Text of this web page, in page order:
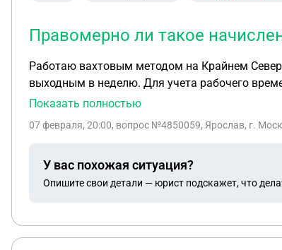
Правомерно ли такое
Работаю вахтовым методом на Крайнем
выходным в неделю. Для учета рабочего
и северной надбавкой за период вахты из
окладу без применения районного
Показать полностью
07 февраля, 20:00, вопрос №4850059, Ярослав, г.
У вас похожая ситуация?
Опишите свои детали — юрист подскажет, что